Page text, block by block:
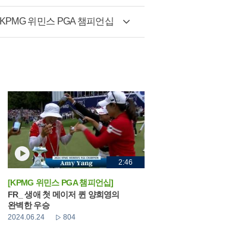
KPMG 위민스 PGA 챔피언십
2:46
[KPMG 위민스 PGA 챔피언십]
FR_ 생애 첫 메이저 퀸 양희영의
완벽한 우승
2024.06.24 804